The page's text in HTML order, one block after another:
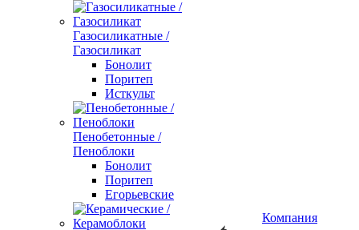
Газосиликатные /
Газосиликат
Бонолит
Поритеп
Исткульт
Пенобетонные /
Пеноблоки
Бонолит
Поритеп
Егорьевские
Компания